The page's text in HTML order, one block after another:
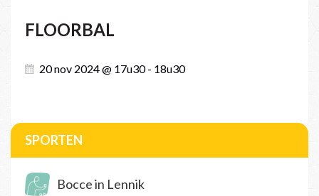
FLOORBAL
20 nov 2024 @ 17u30 - 18u30
SPORTEN
Bocce in Lennik